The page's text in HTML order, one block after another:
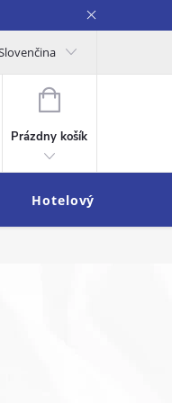
NÁKUPNÝ
KOŠÍK
Prázdny košík
Hotelový textil